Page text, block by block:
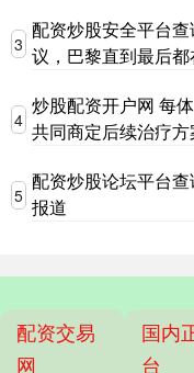
3
配资炒股安全平台
议，巴黎直到最后
4
炒股配资开户网 每
共同商定后续治疗方
5
配资炒股论坛平台
报道
配资交易
网
国内
台